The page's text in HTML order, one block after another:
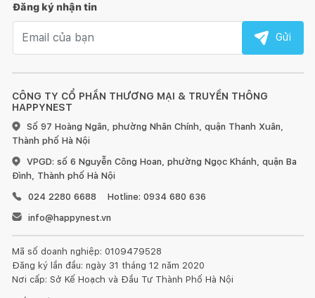
CÔNG TY CỔ PHẦN THƯƠNG MẠI & TRUYỀN THÔNG
HAPPYNEST
Số 97 Hoàng Ngân, phường Nhân Chính, quận Thanh Xuân,
Thành phố Hà Nội
VPGD: số 6 Nguyễn Công Hoan, phường Ngọc Khánh, quận Ba
Đình, Thành phố Hà Nội
024 2280 6688
Hotline: 0934 680 636
info@happynest.vn
Mã số doanh nghiệp: 0109479528
Đăng ký lần đầu: ngày 31 tháng 12 năm 2020
Nơi cấp: Sở Kế Hoạch và Đầu Tư Thành Phố Hà Nội
Đăng ký nhận tin
Gửi